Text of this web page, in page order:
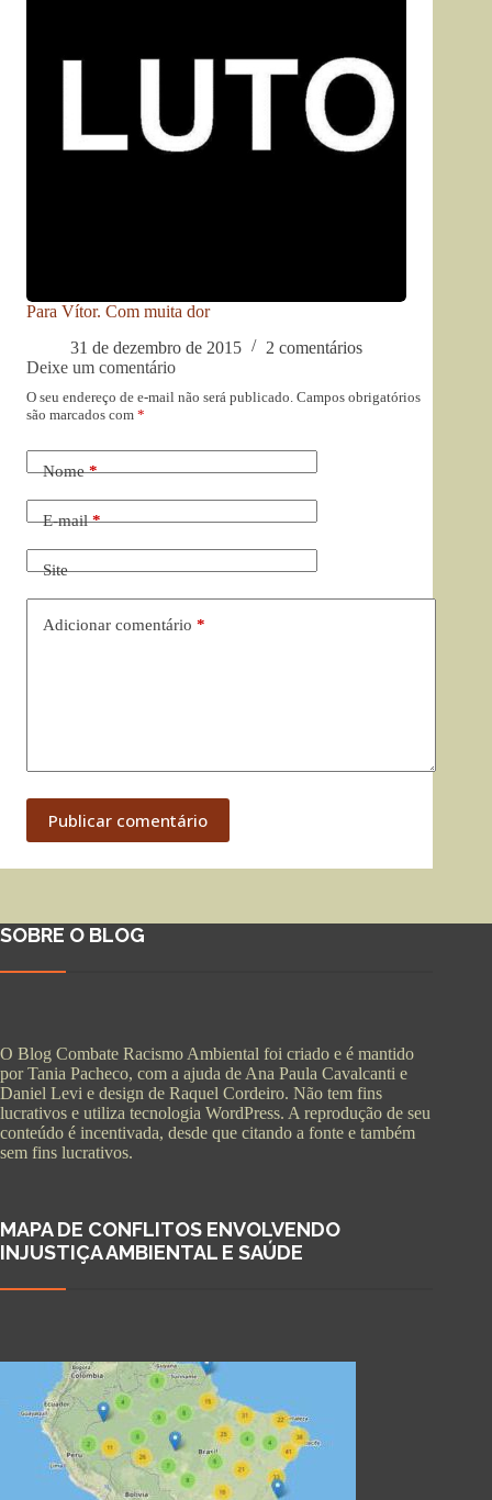
Para Vítor. Com muita dor
31 de dezembro de 2015
2 comentários
Deixe um comentário
O seu endereço de e-mail não será publicado. Campos obrigatórios
são marcados com *
Nome*
E-mail*
Site
Adicionar comentário *
Publicar comentário
SOBRE O BLOG
O Blog Combate Racismo Ambiental foi criado e é mantido
por Tania Pacheco, com a ajuda de Ana Paula Cavalcanti e
Daniel Levi e design de Raquel Cordeiro. Não tem fins
lucrativos e utiliza tecnologia WordPress. A reprodução de seu
conteúdo é incentivada, desde que citando a fonte e também
sem fins lucrativos.
MAPA DE CONFLITOS ENVOLVENDO
INJUSTIÇA AMBIENTAL E SAÚDE